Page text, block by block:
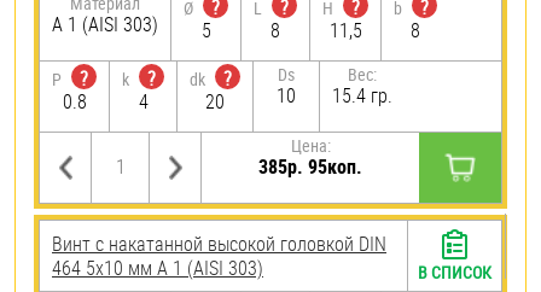
А 1 (AISI 303)
Ø
?
5
L
?
8
H
?
11,5
b
?
8
P
?
0.8
k
?
4
dk
?
20
Ds
10
Вес:
15.4 гр.
Цена:
385р. 95коп.
Винт с накатанной высокой головкой DIN
464 5х10 мм А 1 (AISI 303)
В СПИСОК